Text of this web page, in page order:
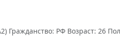
Гражданство: РФ Возраст: 26